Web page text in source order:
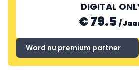
DIGITAL
€ 79.5 /
Word nu premium partner